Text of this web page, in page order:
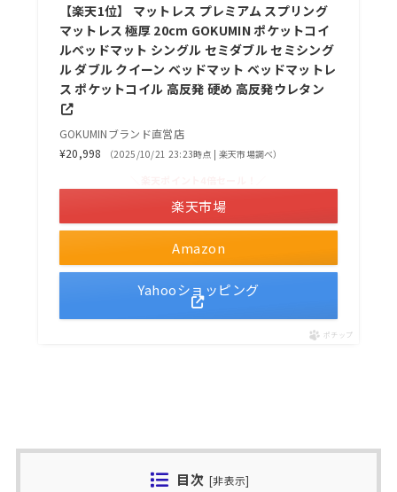
【楽天1位】 マットレス プレミアム スプリング
マットレス 極厚 20cm GOKUMIN ポケットコイ
ルベッドマット シングル セミダブル セミシング
ル ダブル クイーン ベッドマット ベッドマットレ
ス ポケットコイル 高反発 硬め 高反発ウレタン
GOKUMINブランド直営店
¥20,998
（2025/10/21 23:23時点 | 楽天市場調べ）
Amazon
楽天市場
Yahooショッピング
ポチップ
目次 [非表示]